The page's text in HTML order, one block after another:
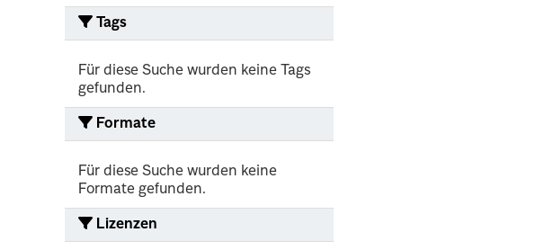
Tags
Für diese Suche wurden keine Tags
gefunden.
Formate
Für diese Suche wurden keine
Formate gefunden.
Lizenzen